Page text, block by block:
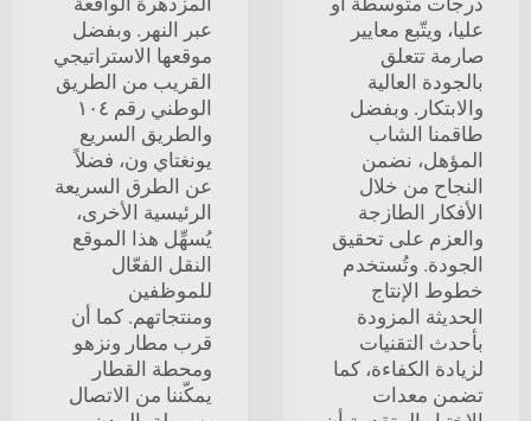
عليا، ويتّبع معايير
صارمة تتعلق
بالجودة العالية
والابتكار. وبفضل
طاقمنا الشاب
المؤهل، نضمن
النجاح من خلال
الأفكار الطازجة
والعزم على تحقيق
الجودة. وتُستخدم
خطوط الإنتاج
الحديثة المزودة
بأحدث التقنيات
لزيادة الكفاءة، كما
تضمن معدات
عبر النهر. وبفضل
موقعها الاستراتيجي
القريب من الطريق
الوطني رقم ١٠٤
والطريق السريع
يونغتاي ون، فضلاً
عن الطرق السريعة
الرئيسية الأخرى،
يُسهِّل هذا الموقع
النقل الفعّال
للموظفين
ومنتجاتهم. كما أن
قرب مطار ونزهو
ومحطة القطار
يمكّننا من الاتصال